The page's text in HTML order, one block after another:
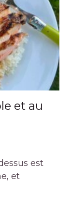
et au
est
et